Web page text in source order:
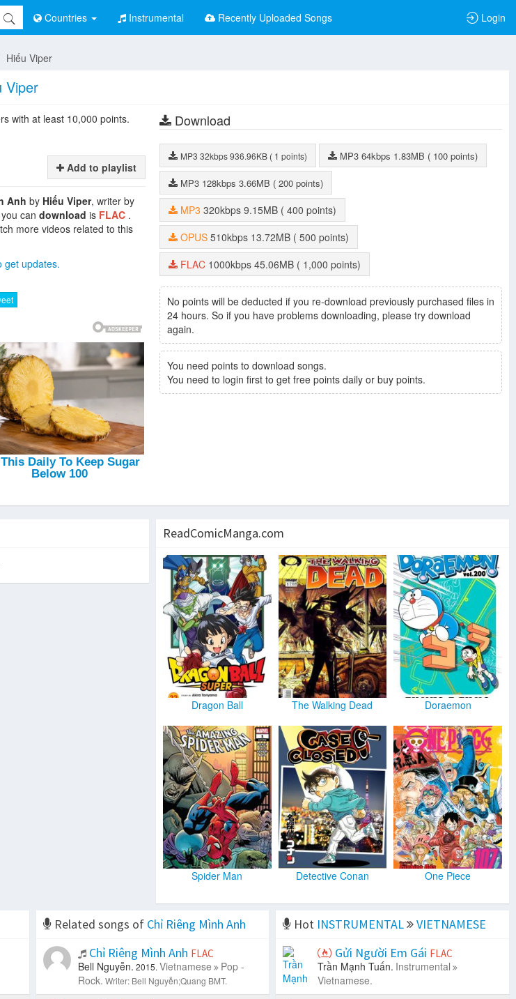
Countries Instrumental Recently Uploaded Songs Login
Hiếu Viper
Viper
with at least 10,000 points.
Add to playlist
Anh by Hiếu Viper, writer by
can download is FLAC .
more videos related to this
get updates.
Download
MP3 32kbps936.96KB ( 1 points) MP3 64kbps 1.83MB ( 100 points)
MP3 128kbps 3.66MB ( 200 points)
MP3 320kbps 9.15MB
( 400 points)
OPUS 510kbps 13.72MB
( 500 points)
FLAC 1000kbps 45.06MB ( 1,000 points)
No points will be deducted if you re-download previously purchased files in
24 hours. So if you have problems downloading, please try download
again.
You need points to download songs.
You need to login first to get free points daily or buy points.
ReadComicManga.com
Dragon Ball The Walking Dead Doraemon
Spider Man Detective Conan One Piece
Related songs of Chỉ Riêng Mình Anh
Chỉ Riêng Mình Anh FLAC
Bell Nguyễn. 2015. Vietnamese
Pop -
Rock. Writer: Bell Nguyễn;Quang BMT.
Hot INSTRUMENTAL
VIETNAMESE
Gửi Người Em Gái FLAC
Trần Mạnh Tuấn. Instrumental
Vietnamese.